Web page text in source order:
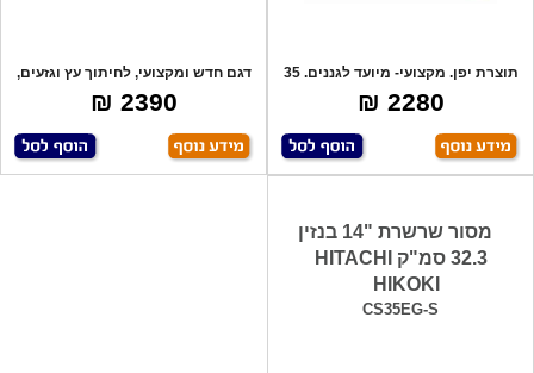
תוצרת יפן. מקצועי- מיועד לגננים. 35
סמ
2280 ₪
דגם חדש ומקצועי, לחיתוך עץ וגזעים,
קל מש
2390 ₪
מסור שרשרת "14 בנזין
32.3 סמ"ק HITACHI
HIKOKI
CS35EG-S